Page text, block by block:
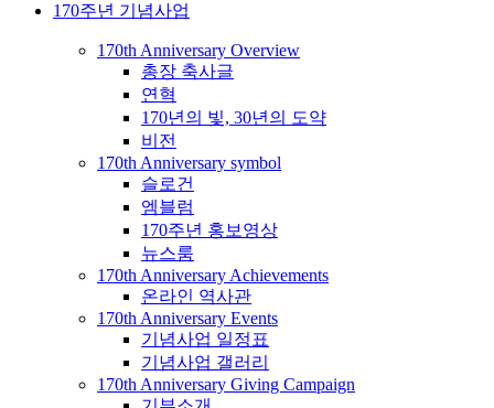
170주년 기념사업
170th Anniversary Overview
총장 축사글
연혁
170년의 빛, 30년의 도약
비전
170th Anniversary symbol
슬로건
엠블럼
170주년 홍보영상
뉴스룸
170th Anniversary Achievements
온라인 역사관
170th Anniversary Events
기념사업 일정표
기념사업 갤러리
170th Anniversary Giving Campaign